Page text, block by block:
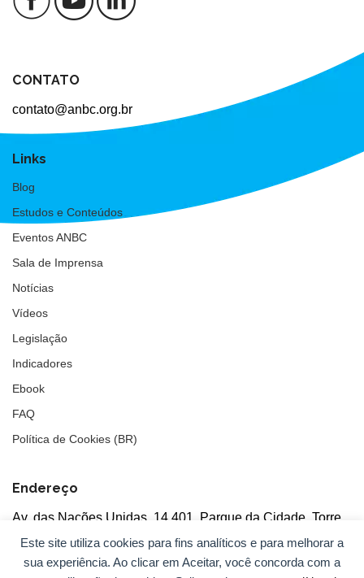
Este site utiliza cookies para fins analíticos e para melhorar a
sua experiência. Ao clicar em Aceitar, você concorda com a
CONTATO
contato@anbc.org.br
Links
Blog
Estudos e Conteúdos
Eventos ANBC
Sala de Imprensa
Notícias
Vídeos
Legislação
Indicadores
Ebook
FAQ
Política de Cookies (BR)
Endereço
Av. das Nações Unidas, 14.401, Parque da Cidade, Torre
Tarumã
5°andar, salas 502/503, CEP: 04730-090, São Paulo, SP